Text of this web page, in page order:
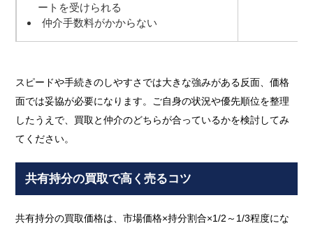
ートを受けられる
仲介手数料がかからない
スピードや手続きのしやすさでは大きな強みがある反面、価格
面では妥協が必要になります。ご自身の状況や優先順位を整理
したうえで、買取と仲介のどちらが合っているかを検討してみ
てください。
共有持分の買取で高く売るコツ
共有持分の買取価格は、市場価格×持分割合×1/2～1/3程度にな